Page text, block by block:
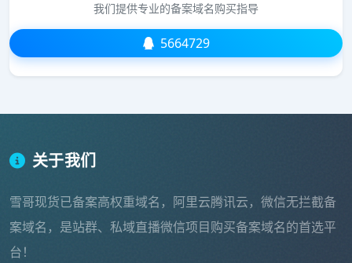
我们提供专业的备案域名购买指导
5664729
关于我们
雪哥现货已备案高权重域名，阿里云腾讯云，微信无拦截备
案域名，是站群、私域直播微信项目购买备案域名的首选平
台！